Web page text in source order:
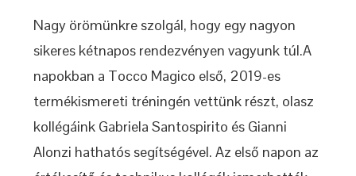
Nagy örömünkre szolgál, hogy egy nagyon
sikeres kétnapos rendezvényen vagyunk túl.A
napokban a Tocco Magico első, 2019-es
termékismereti tréningén vettünk részt, olasz
kollégáink Gabriela Santospirito és Gianni
Alonzi hathatós segítségével. Az első napon az